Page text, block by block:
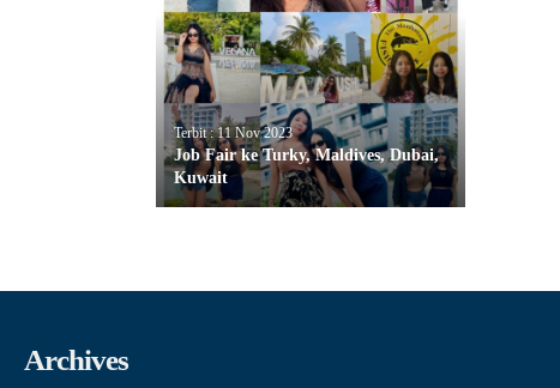
Terbit : 11 Nov 2023
Job Fair ke Turky, Maldives, Dubai,
Kuwait
Archives